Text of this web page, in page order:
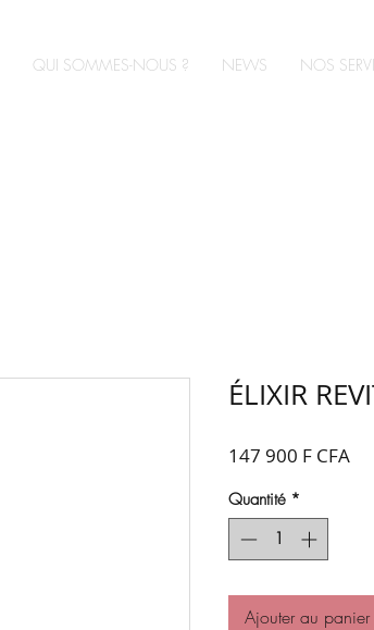
QUI SOMMES-NOUS ? NEWS NOS
ÉLIXIR
147 900 F CFAPrix
Quantité *
Ajouter au panier